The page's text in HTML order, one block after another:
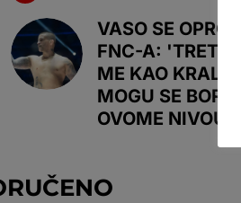
VASO SE
FNC-A:
ME KAO
MOGU SE
OVOME NIVOU'